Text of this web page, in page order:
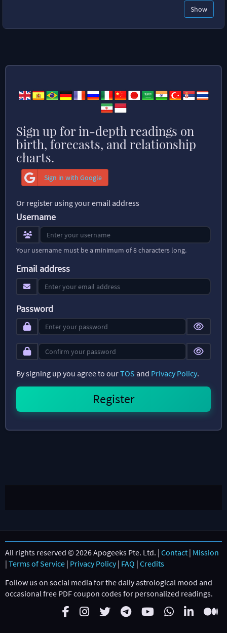
Show
Sign up for in-depth readings on
birth, forecasts, and relationship
charts.
Sign in with Google
Or register using your email address
Username
Your username must be a minimum of 8 characters long.
Email address
Password
By signing up you agree to ourTOS and Privacy Policy.
All rights reserved © 2026 Apogeeks Pte. Ltd. | Contact | Mission
| Terms of Service | Privacy Policy| FAQ | Credits
Follow us on social media for the daily astrological mood and
occasional free PDF coupon codes for personalized readings.